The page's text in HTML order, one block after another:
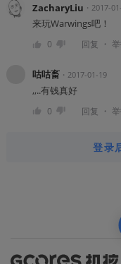
ZacharyLiu ・ 2017-
来玩Warwings吧！
0 回复 ・
咕咕畜・ 2017-01-19
,,..有钱真好
0 回复 ・
登录